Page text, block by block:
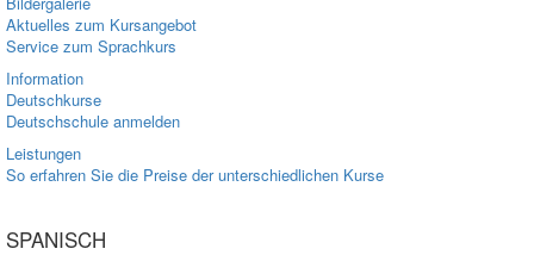
Aktuelles zum Kursangebot
Service zum Sprachkurs
Information
Deutschkurse
Deutschschule anmelden
Leistungen
So erfahren Sie die Preise der unterschiedlichen Kurse
SPANISCH